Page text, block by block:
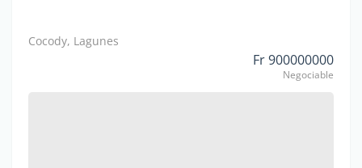
Cocody, Lagunes
Fr 900000000
Negociable